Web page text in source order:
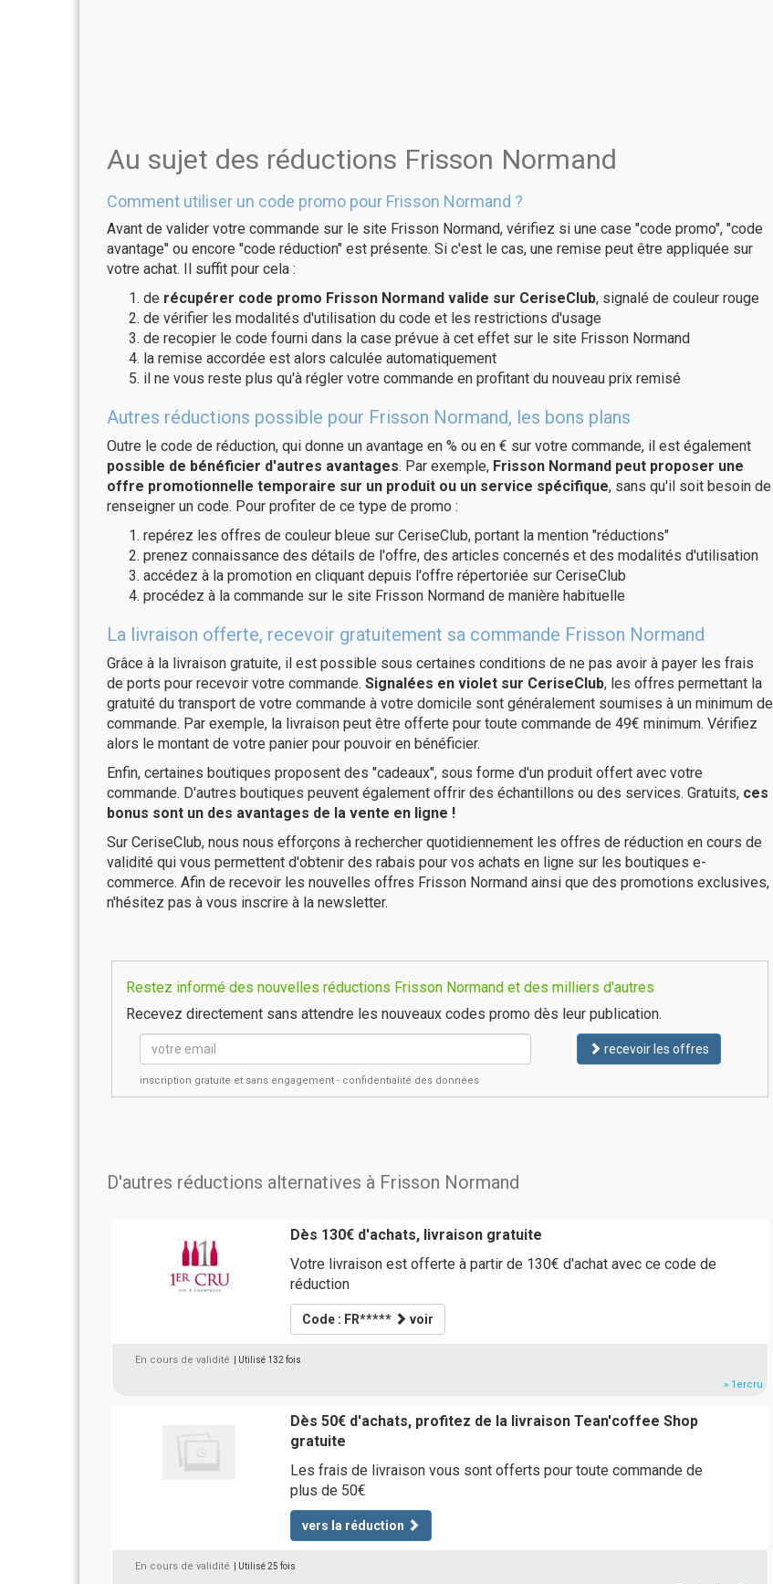
Au sujet des réductions Frisson Normand
Comment utiliser un code promo pour Frisson Normand ?
Avant de valider votre commande sur le site Frisson Normand, vérifiez si une case "code promo", "code
avantage" ou encore "code réduction" est présente. Si c'est le cas, une remise peut être appliquée sur
votre achat. Il suffit pour cela :
de récupérer code promo Frisson Normand valide sur CeriseClub, signalé de couleur rouge
de vérifier les modalités d'utilisation du code et les restrictions d'usage
de recopier le code fourni dans la case prévue à cet effet sur le site Frisson Normand
la remise accordée est alors calculée automatiquement
il ne vous reste plus qu'à régler votre commande en profitant du nouveau prix remisé
Autres réductions possible pour Frisson Normand, les bons plans
Outre le code de réduction, qui donne un avantage en % ou en € sur votre commande, il est également
possible de bénéficier d'autres avantages. Par exemple, Frisson Normand peut proposer une
offre promotionnelle temporaire sur un produit ou un service spécifique, sans qu'il soit besoin de
renseigner un code. Pour profiter de ce type de promo :
repérez les offres de couleur bleue sur CeriseClub, portant la mention "réductions"
prenez connaissance des détails de l'offre, des articles concernés et des modalités d'utilisation
accédez à la promotion en cliquant depuis l'offre répertoriée sur CeriseClub
procédez à la commande sur le site Frisson Normand de manière habituelle
La livraison offerte, recevoir gratuitement sa commande Frisson Normand
Grâce à la livraison gratuite, il est possible sous certaines conditions de ne pas avoir à payer les frais
de ports pour recevoir votre commande. Signalées en violet sur CeriseClub, les offres permettant la
gratuité du transport de votre commande à votre domicile sont généralement soumises à un minimum de
commande. Par exemple, la livraison peut être offerte pour toute commande de 49€ minimum. Vérifiez
alors le montant de votre panier pour pouvoir en bénéficier.
Enfin, certaines boutiques proposent des "cadeaux", sous forme d'un produit offert avec votre
commande. D'autres boutiques peuvent également offrir des échantillons ou des services. Gratuits, ces
bonus sont un des avantages de la vente en ligne !
Sur CeriseClub, nous nous efforçons à rechercher quotidiennement les offres de réduction en cours de
validité qui vous permettent d'obtenir des rabais pour vos achats en ligne sur les boutiques e-
commerce. Afin de recevoir les nouvelles offres Frisson Normand ainsi que des promotions exclusives,
n'hésitez pas à vous inscrire à la newsletter.
Restez informé des nouvelles réductions Frisson Normand et des milliers d'autres
Recevez directement sans attendre les nouveaux codes promo dès leur publication.
recevoir les offres
inscription gratuite et sans engagement - confidentialité des données
D'autres réductions alternatives à Frisson Normand
Dès 130€ d'achats, livraison gratuite
Votre livraison est offerte à partir de 130€ d'achat avec ce code de
réduction
Code : FR***** voir
En cours de validité | Utilisé 132 fois
» 1ercru
Dès 50€ d'achats, profitez de la livraison Tean'coffee Shop
gratuite
Les frais de livraison vous sont offerts pour toute commande de
plus de 50€
vers la réduction
En cours de validité | Utilisé 25 fois